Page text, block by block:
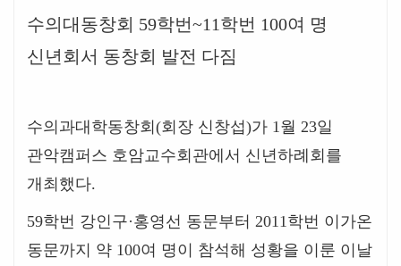
수의대동창회 59학번~11학번 100여 명
신년회서 동창회 발전 다짐
수의과대학동창회(회장 신창섭)가 1 월 23일
관악캠퍼스 호암교수회관에서 신년하례회를
개최했다.
59학번 강인구·홍영선 동문부터 2011 학번 이가온
동문까지 약 100여 명이 참석해 성황을 이룬 이날